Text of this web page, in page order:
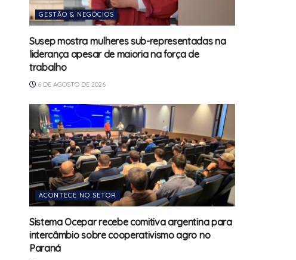
GESTÃO & NEGÓCIOS
Susep mostra mulheres sub-representadas na
liderança apesar de maioria na força de
trabalho
6 DE AGOSTO DE 2026
ACONTECE NO SETOR
Sistema Ocepar recebe comitiva argentina para
intercâmbio sobre cooperativismo agro no
Paraná